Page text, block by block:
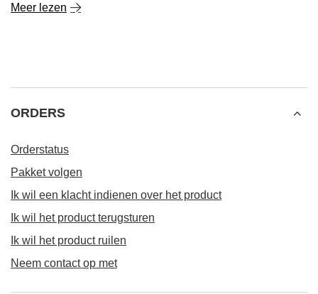
Meer lezen
ORDERS
Orderstatus
Pakket volgen
Ik wil een klacht indienen over het product
Ik wil het product terugsturen
Ik wil het product ruilen
Neem contact op met